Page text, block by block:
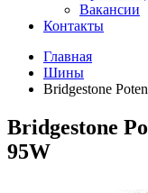
Вакансии
Контакты
Главная
Шины
Bridgestone
Bridgestone
95W